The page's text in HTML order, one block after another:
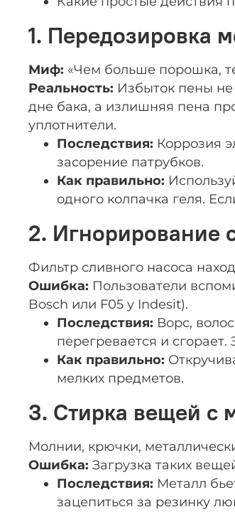
1. Передозировка
Миф: «Чем больше порошка,
Реальность: Избыток пены не
дне бака, а излишняя пена
уплотнители.
Последствия: Коррозия
засорение патрубков.
Как правильно:
одного колпачка геля.
2. Игнорирование
Фильтр сливного насоса
Ошибка: Пользователи
Bosch или F05 у Indesit).
Последствия: Ворс,
перегревается и
Как правильно:
мелких предметов.
3. Стирка вещей с
Молнии, крючки,
Ошибка: Загрузка таких
Последствия: Металл
зацепиться за резинку